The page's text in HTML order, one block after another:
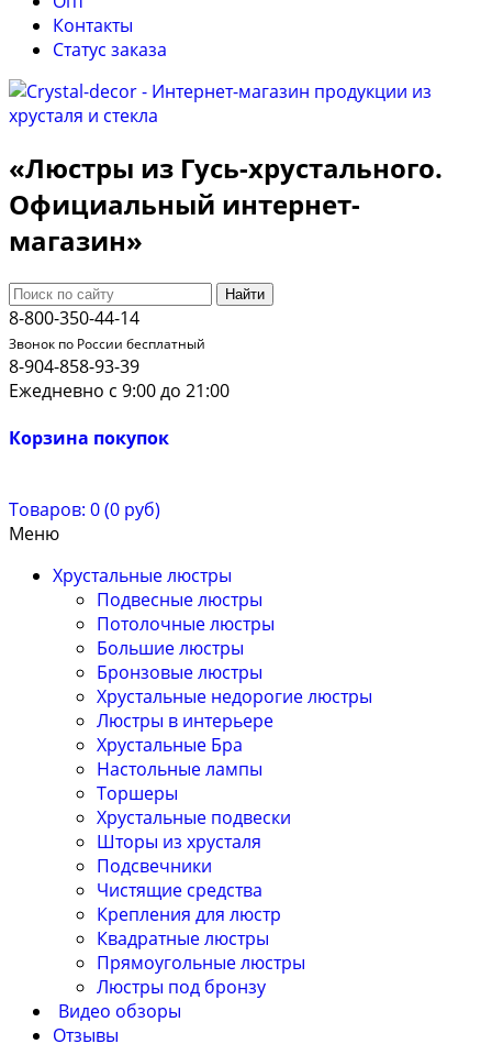
Контакты
Cтатус заказа
«Люстры из Гусь-хрустального.
Официальный интернет-
магазин»
Найти
8-800-350-44-14
Звонок по России бесплатный
8-904-858-93-39
Ежедневно с 9:00 до 21:00
Корзина покупок
Товаров: 0 (0 руб)
Меню
Хрустальные люстры
Подвесные люстры
Потолочные люстры
Большие люстры
Бронзовые люстры
Хрустальные недорогие люстры
Люстры в интерьере
Хрустальные Бра
Настольные лампы
Торшеры
Хрустальные подвески
Шторы из хрусталя
Подсвечники
Чистящие средства
Крепления для люстр
Квадратные люстры
Прямоугольные люстры
Люстры под бронзу
Видео обзоры
Отзывы